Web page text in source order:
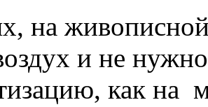
на
и не
как на